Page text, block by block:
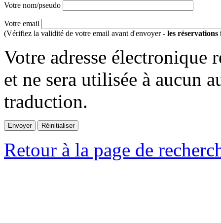
Votre nom/pseudo
Votre email
(Vérifiez la validité de votre email avant d'envoyer - les réservations
Votre adresse électronique
et ne sera utilisée à aucun
traduction.
Retour à la page de